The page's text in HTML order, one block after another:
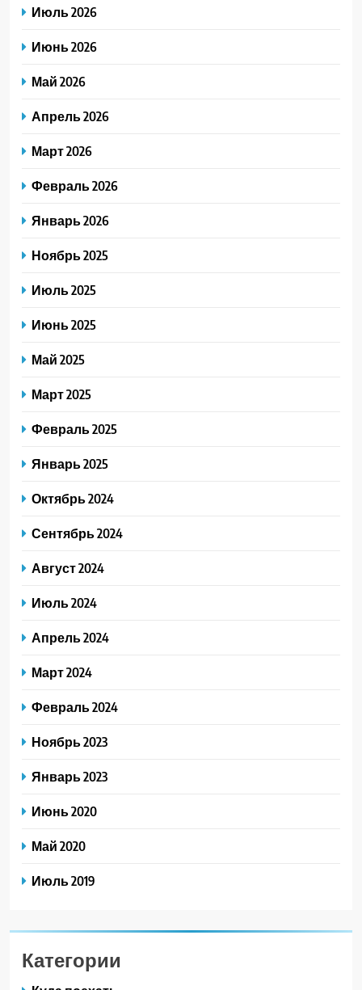
Июль 2026
Июнь 2026
Май 2026
Апрель 2026
Март 2026
Февраль 2026
Январь 2026
Ноябрь 2025
Июль 2025
Июнь 2025
Май 2025
Март 2025
Февраль 2025
Январь 2025
Октябрь 2024
Сентябрь 2024
Август 2024
Июль 2024
Апрель 2024
Март 2024
Февраль 2024
Ноябрь 2023
Январь 2023
Июнь 2020
Май 2020
Июль 2019
Категории